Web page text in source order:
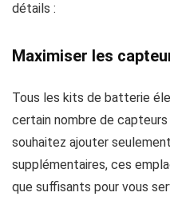
détails :
Maximiser les
Tous les kits de batterie
certain nombre de
souhaitez ajouter
supplémentaires, ces
que suffisants pour vous